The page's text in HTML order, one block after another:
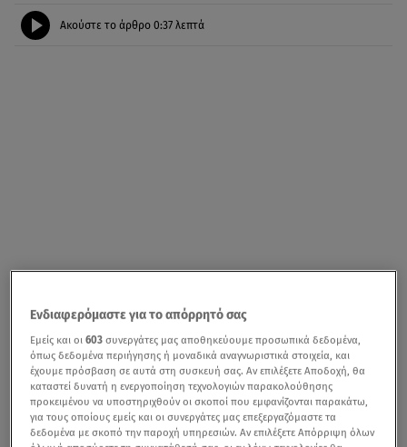
Ακούστε το άρθρο 0:37 λεπτά
Ενδιαφερόμαστε για το απόρρητό σας
Εμείς και οι603 συνεργάτες μας αποθηκεύουμε προσωπικά δεδομένα,
όπως δεδομένα περιήγησης ή μοναδικά αναγνωριστικά στοιχεία, και
έχουμε πρόσβαση σε αυτά στη συσκευή σας. Αν επιλέξετε Αποδοχή, θα
καταστεί δυνατή η ενεργοποίηση τεχνολογιών παρακολούθησης
προκειμένου να υποστηριχθούν οι σκοποί που εμφανίζονται παρακάτω,
για τους οποίους εμείς και οι συνεργάτες μας επεξεργαζόμαστε τα
δεδομένα με σκοπό την παροχή υπηρεσιών. Αν επιλέξετε Απόρριψη όλων